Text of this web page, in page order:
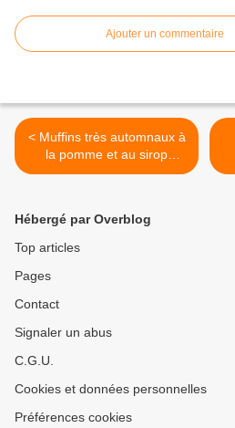
Ajouter un commentaire
< Muffins très automnaux à
la pomme et au sirop
d'érable
Hébergé par Overblog
Top articles
Pages
Contact
Signaler un abus
C.G.U.
Cookies et données personnelles
Préférences cookies